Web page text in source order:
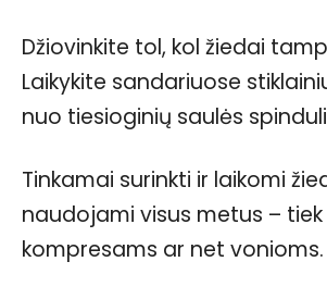
Džiovinkite tol, kol žiedai
Laikykite sandariuose
nuo tiesioginių saulės
Tinkamai surinkti ir laikomi
naudojami visus metus –
kompresams ar net vonioms.